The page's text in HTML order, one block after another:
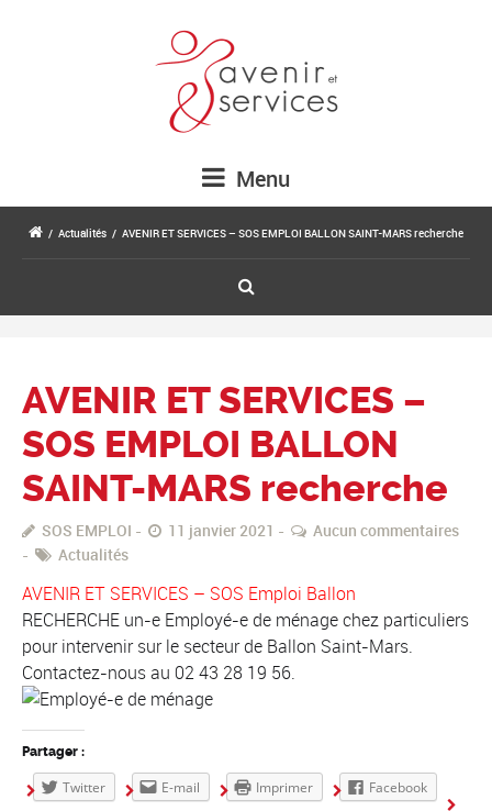
Menu
/ Actualités / AVENIR ET SERVICES – SOS EMPLOI BALLON SAINT-MARS recherche
AVENIR ET SERVICES –
SOS EMPLOI BALLON
SAINT-MARS recherche
SOS EMPLOI 11 janvier 2021
Aucun commentaires
Actualités
AVENIR ET SERVICES – SOS Emploi Ballon
RECHERCHE un-e Employé-e de ménage chez particuliers
pour intervenir sur le secteur de Ballon Saint-Mars.
Contactez-nous au 02 43 28 19 56.
Partager :
Twitter E-mail Imprimer Facebook